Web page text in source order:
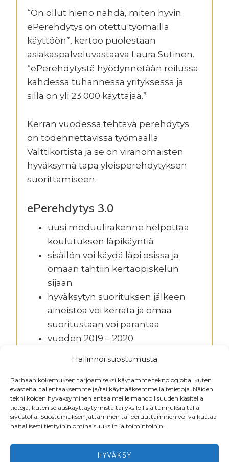
Hallinnoi suostumusta
Parhaan kokemuksen tarjoamiseksi käytämme teknologioita, kuten
evästeitä, tallentaaksemme ja/tai käyttääksemme laitetietoja. Näiden
tekniikoiden hyväksyminen antaa meille mahdollisuuden käsitellä
tietoja, kuten selauskäyttäytymistä tai yksilöllisiä tunnuksia tällä
sivustolla. Suostumuksen jättäminen tai peruuttaminen voi vaikuttaa
haitallisesti tiettyihin ominaisuuksiin ja toimintoihin.
HYVÄKSY
“On ollut hieno nähdä, miten hyvin
ePerehdytys on otettu työmailla
käyttöön”, kertoo puolestaan
asiakaspalveluvastaava Laura Sutinen.
“ePerehdytystä hyödynnetään reilussa
kahdessa tuhannessa yrityksessä ja
sillä on yli 23 000 käyttäjää.”
Kerran vuodessa tehtävä perehdytys
on todennettavissa työmaalla
Valttikortista ja se on viranomaisten
hyväksymä tapa yleisperehdytyksen
suorittamiseen.
ePerehdytys 3.0
uusi moduulirakenne helpottaa
koulutuksen läpikäyntiä
sisällön voi käydä läpi osissa ja
omaan tahtiin kertaopiskelun
sijaan
hyväksytyn suorituksen jälkeen
aineistoa voi kerrata ja omaa
suoritustaan voi parantaa
vuoden 2019 – 2020
liikenne.